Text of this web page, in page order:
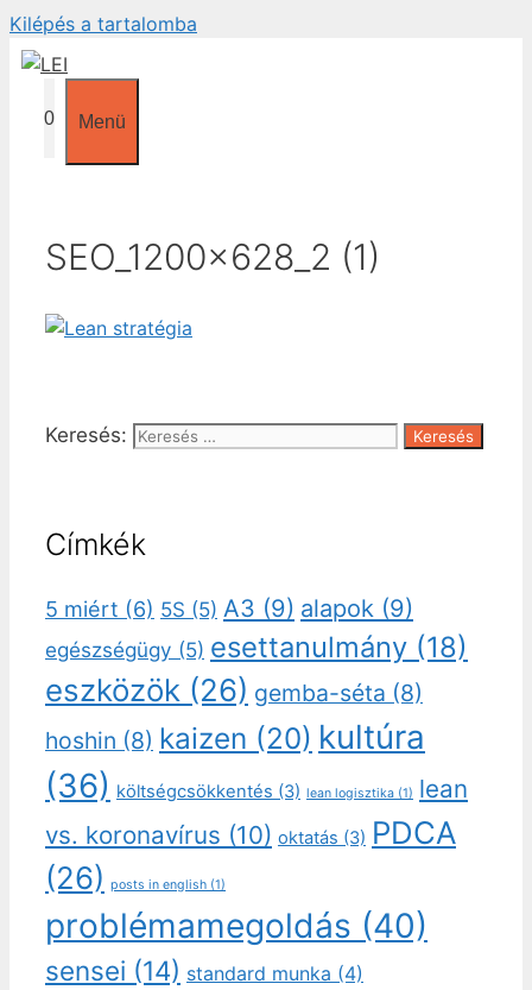
Kilépés a tartalomba
0 Menü
SEO_1200x628_2 (1)
Keresés:
Címkék
5 miért (6) 5S (5) A3 (9) alapok (9)
egészségügy (5) esettanulmány (18)
eszközök (26) gemba-séta (8)
hoshin (8) kaizen (20) kultúra
(36) költségcsökkentés (3) lean logisztika (1) lean
vs. koronavírus (10) oktatás (3) PDCA
(26) posts in english (1)
problémamegoldás (40)
sensei (14) standard munka (4)